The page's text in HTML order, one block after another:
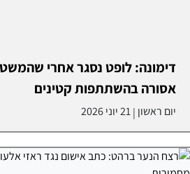
דימונה: לופט נסגר אחרי
אסורה בהשתתפות קטינים
יום ראשון |21 יוני 2026